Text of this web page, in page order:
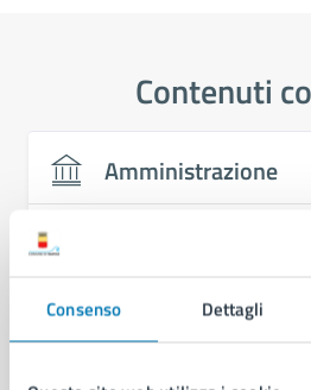
Consenso Dettagli
Contenuti
Amministrazione
Servizio Strade, Pubblica
Area Infrastrutture Stradali e
Servizio Viabilità e Traffico
Servizio Mobilità Sostenibile e